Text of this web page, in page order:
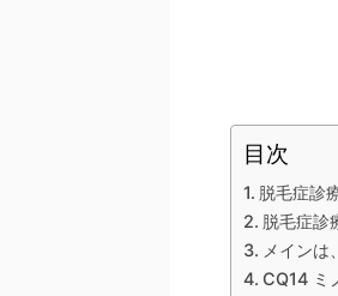
目次
脱毛症診
脱毛症診
メインは
CQ14 ミ